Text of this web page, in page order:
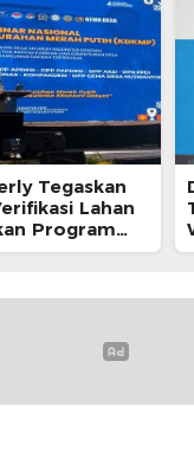
Tegaskan
Lahan
Program
di